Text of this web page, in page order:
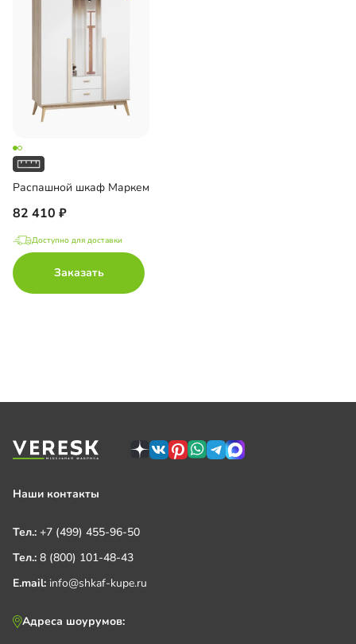
Распашной шкаф Маркем
82 410
Доступно для доставки
Заказать
Наши контакты
Тел.: +7 (499) 455-96-50
Тел.: 8 (800) 101-48-43
E.mail: info@shkaf-kupe.ru
Адреса шоурумов: